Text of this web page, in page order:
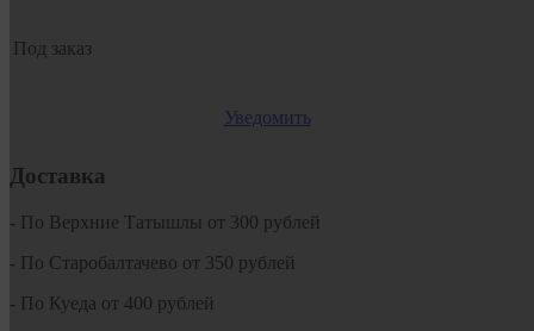
Под заказ
Уведомить
Доставка
- По Верхние Татышлы от 300 рублей
- По Старобалтачево от 350 рублей
- По Куеда от 400 рублей